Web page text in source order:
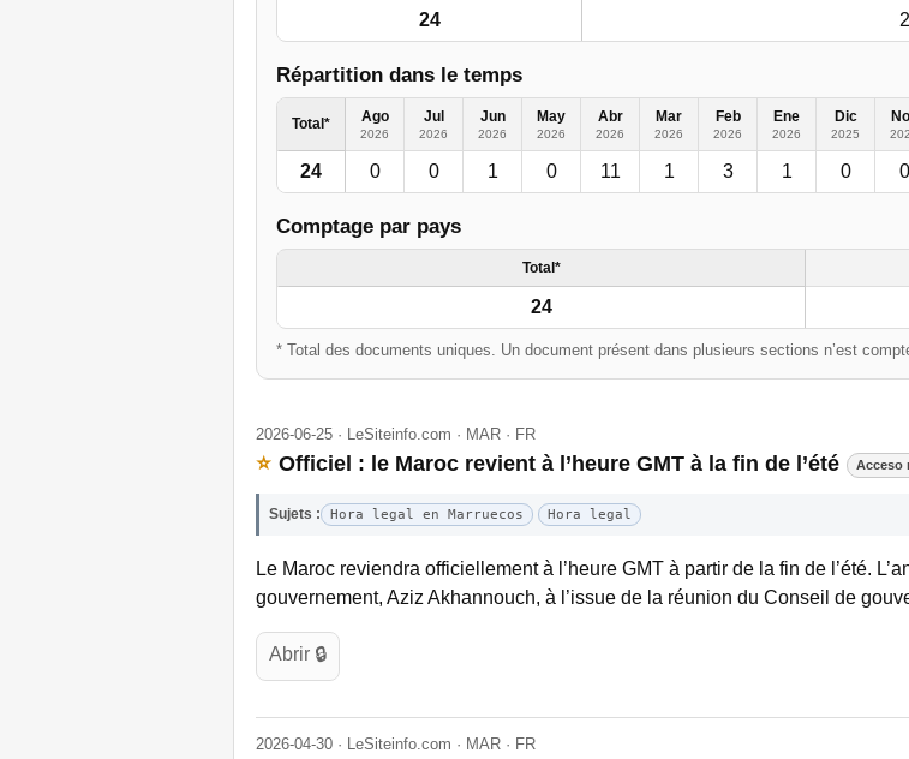
24
Répartition dans le temps
Total* Ago
2026
Jul
2026
Jun
2026
May
2026
Abr
2026
Mar
2026
Feb
2026
Ene
2026
Dic
2025
24 0 0 1 0 11 1 3 1 0 0
Comptage par pays
Total*
24
* Total des documents uniques. Un document présent dans plusieurs sections n’est
2026-06-25 · LeSiteinfo.com · MAR · FR
⭐ Officiel : le Maroc revient à l’heure GMT à la fin de l’été Acceso
Sujets : Hora legal en Marruecos Hora legal
Le Maroc reviendra officiellement à l’heure GMT à partir de la fin de l’été.
gouvernement, Aziz Akhannouch, à l’issue de la réunion du Conseil de
Abrir 🔒
2026-04-30 · LeSiteinfo.com · MAR · FR